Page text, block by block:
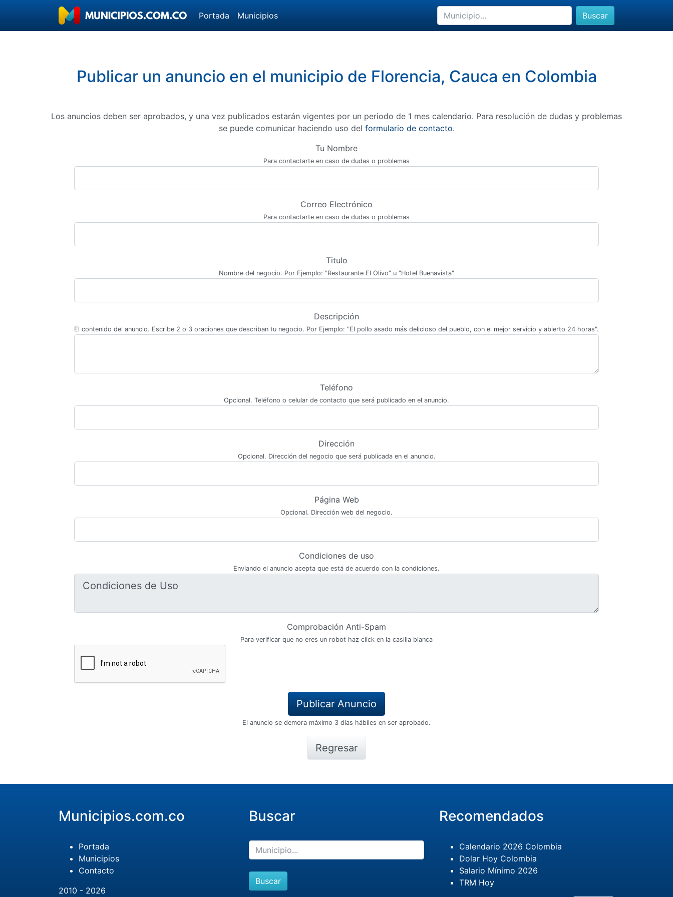
Portada Municipios Buscar
Publicar un anuncio en el municipio de Florencia, Cauca en Colombia
Los anuncios deben ser aprobados, y una vez publicados estarán vigentes por un periodo de 1 mes calendario. Para resolución de dudas y problemas
se puede comunicar haciendo uso del formulario de contacto.
Tu Nombre
Para contactarte en caso de dudas o problemas
Correo Electrónico
Para contactarte en caso de dudas o problemas
Titulo
Nombre del negocio. Por Ejemplo: "Restaurante El Olivo" u "Hotel Buenavista"
Descripción
El contenido del anuncio. Escribe 2 o 3 oraciones que describan tu negocio. Por Ejemplo: "El pollo asado más delicioso del pueblo, con el mejor servicio y abierto 24 horas".
Teléfono
Opcional. Teléfono o celular de contacto que será publicado en el anuncio.
Dirección
Opcional. Dirección del negocio que será publicada en el anuncio.
Página Web
Opcional. Dirección web del negocio.
Condiciones de uso
Enviando el anuncio acepta que está de acuerdo con la condiciones.
Comprobación Anti-Spam
Para verificar que no eres un robot haz click en la casilla blanca
El anuncio se demora máximo 3 días hábiles en ser aprobado.
Regresar
Municipios.com.co
Portada
Municipios
Contacto
2010 - 2026
Buscar
Buscar
Recomendados
Calendario 2026 Colombia
Dolar Hoy Colombia
Salario Mínimo 2026
TRM Hoy